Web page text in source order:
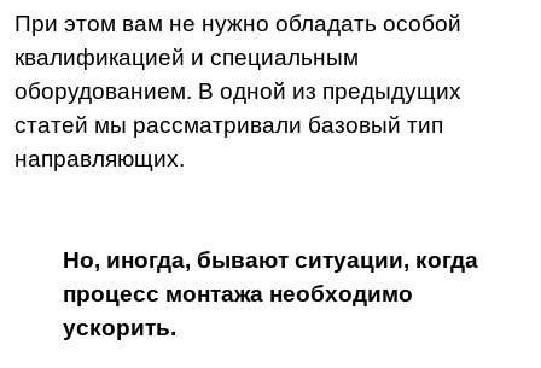
При этом вам не нужно обладать особой
квалификацией и специальным
оборудованием. В одной из предыдущих
статей мы рассматривали базовый тип
направляющих.
Но, иногда, бывают ситуации, когда
процесс монтажа необходимо
ускорить.